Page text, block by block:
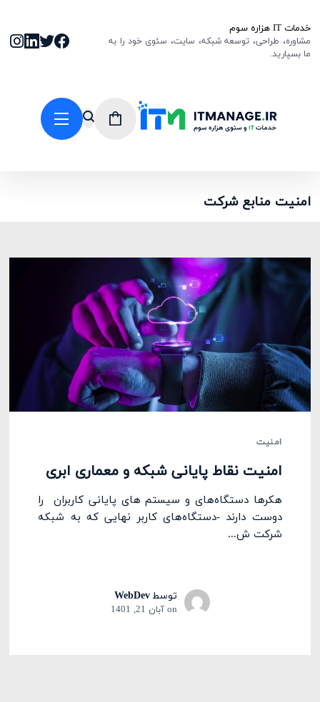
خدمات IT هزاره سوم
مشاوره، طراحی، توسعه شبکه، سایت، سئوی خود را به
ما بسپارید.
امنیت منابع شرکت
امنیت
امنیت نقاط پایانی شبکه و معماری ابری
هکرها دستگاه‌های و سیستم های پایانی کاربران را
دوست دارند -دستگاه‌های کاربر نهایی که به شبکه
شرکت ش...
توسطWebDev
on آبان 21, 1401